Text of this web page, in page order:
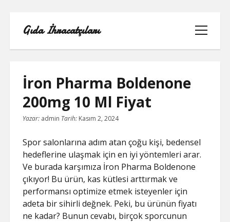
Gıda İhracatçıları
menüyü
aç
BEDAVA ŞIFRESIZ FACEBOOK BEĞENI
HILESI
INSTAGRAM BEĞENI HILESI 2021
ÜCRETSIZ
LISTE
RETWEET KASMA ŞIFRESIZ
İron Pharma Boldenone
200mg 10 Ml Fiyat
Yazar: admin Tarih: Kasım 2, 2024
Spor salonlarına adım atan çoğu kişi, bedensel
hedeflerine ulaşmak için en iyi yöntemleri arar.
Ve burada karşımıza İron Pharma Boldenone
çıkıyor! Bu ürün, kas kütlesi arttırmak ve
performansı optimize etmek isteyenler için
adeta bir sihirli değnek. Peki, bu ürünün fiyatı
ne kadar? Bunun cevabı, birçok sporcunun